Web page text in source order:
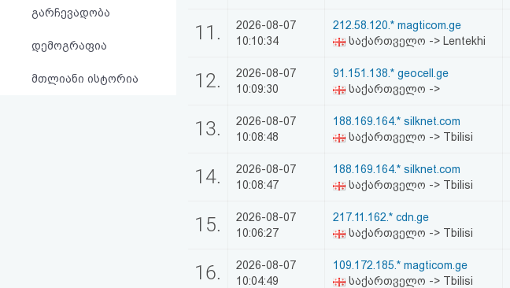
გარჩევადობა
დემოგრაფია
მთლიანი ისტორია
11.
2026-08-07
10:10:34
212.58.120.* magticom.ge
საქართველო -> Lentekhi
12.
2026-08-07
10:09:30
91.151.138.* geocell.ge
საქართველო ->
13.
2026-08-07
10:08:48
188.169.164.* silknet.com
საქართველო -> Tbilisi
14.
2026-08-07
10:08:47
188.169.164.* silknet.com
საქართველო -> Tbilisi
15.
2026-08-07
10:06:27
217.11.162.* cdn.ge
საქართველო -> Tbilisi
16.
2026-08-07
10:04:49
109.172.185.* magticom.ge
საქართველო -> Tbilisi